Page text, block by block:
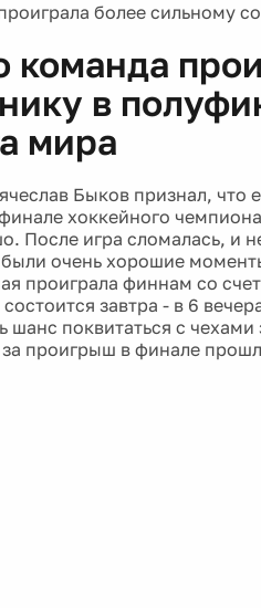
более сильному
команда
в
мира
Быков признал, что
хоккейного
После игра сломалась, и
были очень хорошие
проиграла финнам со
завтра - в 6
поквитаться с чехами
проигрыш в финале